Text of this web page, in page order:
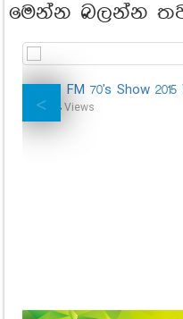
මෙන්න බලන්න
GOLD FM 70's Show
37,094 Views